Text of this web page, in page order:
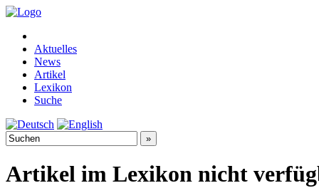
Aktuelles
News
Artikel
Lexikon
Suche
Artikel im Lexikon nicht